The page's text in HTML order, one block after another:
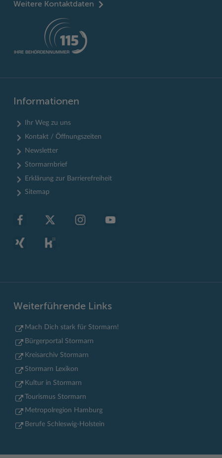
Weitere Kontaktdaten
Informationen
Ihr Weg zu uns
Kontakt / Öffnungszeiten
Newsletter
Stormarnbrief
Erklärung zur Barrierefreiheit
Sitemap
Weiterführende Links
Mach Dich stark für Stormarn!
Bürgerportal Stormarn
Kreisarchiv Stormarn
Stormarn Lexikon
Kultur in Stormarn
Tourismus Stormarn
Metropolregion Hamburg
Berufe Schleswig-Holstein